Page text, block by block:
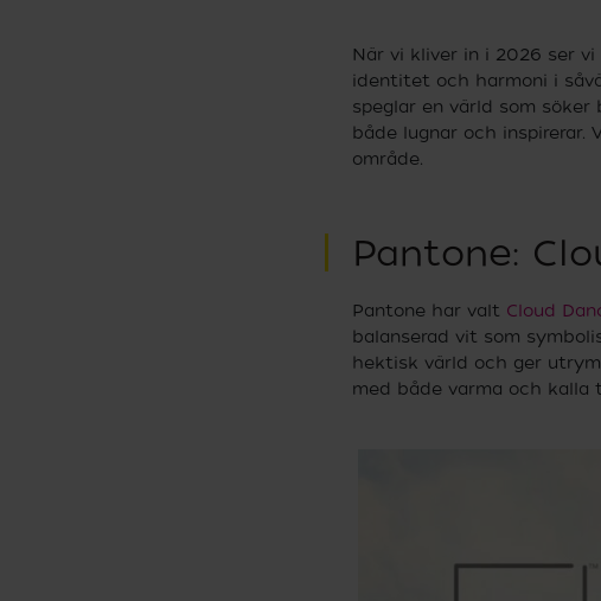
När vi kliver in i 2026 ser
identitet och harmoni i
speglar en värld som
både lugnar och
område.
Pantone:
Pantone har valt Cloud
balanserad vit som
hektisk värld och ger
med både varma och kalla